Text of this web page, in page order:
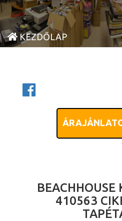
KEZDŐLAP
BEACHHOUSE
410563